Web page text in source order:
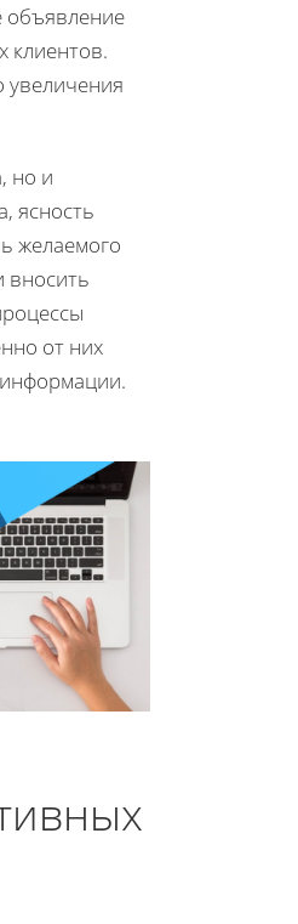
объявление
клиентов.
увеличения
но и
ясность
желаемого
вносить
от них